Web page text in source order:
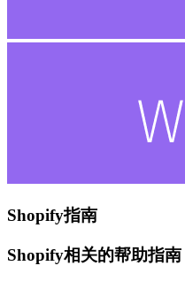
Shopify指南
Shopify相关的帮助指南